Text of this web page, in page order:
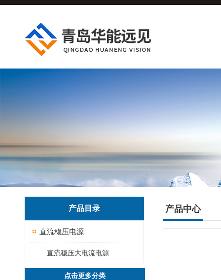
产品目录
直流稳压电源
直流稳压大电流电源
点击更多分类
产品中心